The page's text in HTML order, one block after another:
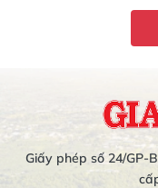
Giấy phép số 24/GP-